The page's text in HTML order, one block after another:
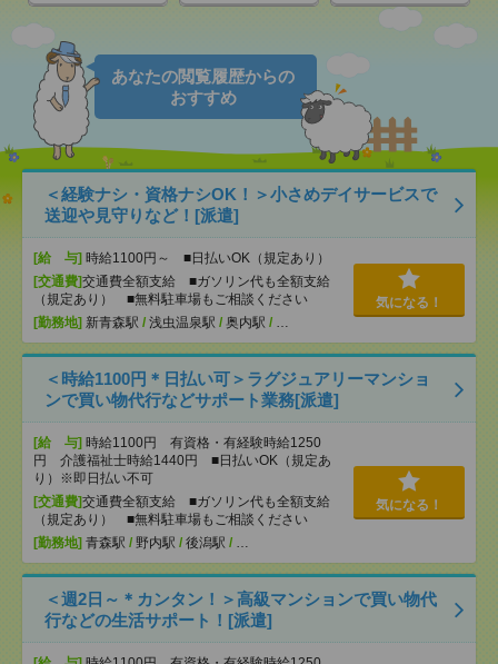
あなたの閲覧履歴からの
おすすめ
＜経験ナシ・資格ナシOK！＞小さめデイサービスで
送迎や見守りなど！[派遣]
[給 与] 時給1100円～ ■日払いOK（規定あり）
[交通費]交通費全額支給 ■ガソリン代も全額支給
（規定あり） ■無料駐車場もご相談ください
[勤務地] 新青森駅 / 浅虫温泉駅 / 奥内駅 / …
気になる！
＜時給1100円＊日払い可＞ラグジュアリーマンショ
ンで買い物代行などサポート業務[派遣]
[給 与] 時給1100円 有資格・有経験時給1250
円 介護福祉士時給1440円 ■日払いOK（規定あ
り）※即日払い不可
[交通費]交通費全額支給 ■ガソリン代も全額支給
（規定あり） ■無料駐車場もご相談ください
[勤務地] 青森駅 / 野内駅 / 後潟駅 / …
気になる！
＜週2日～＊カンタン！＞高級マンションで買い物代
行などの生活サポート！[派遣]